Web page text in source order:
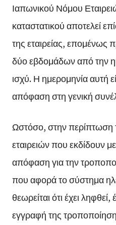
Ιαπωνικού Νόμου
καταστατικού αποτελεί
της εταιρείας, επομένως
δύο εβδομάδων από την
ισχύ. Η ημερομηνία αυτή
απόφαση στη γενική
Ωστόσο, στην περίπτωση
εταιρειών που εκδίδουν
απόφαση για την
που αφορά το σύστημα
θεωρείται ότι έχει
εγγραφή της